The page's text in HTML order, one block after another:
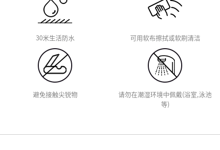
30米生活防水 可用软布擦拭或软刷清洁
避免接触尖锐物
请勿在潮湿环境中佩戴(浴室,泳池
等)